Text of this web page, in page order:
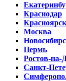
Краснодар
Красноярск
Москва
Пермь
Ростов-на-
Санкт-